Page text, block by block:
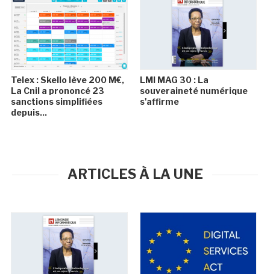
Telex : Skello lève 200 M€,
La Cnil a prononcé 23
sanctions simplifiées
depuis...
LMI MAG 30 : La
souveraineté numérique
s'affirme
ARTICLES À LA UNE